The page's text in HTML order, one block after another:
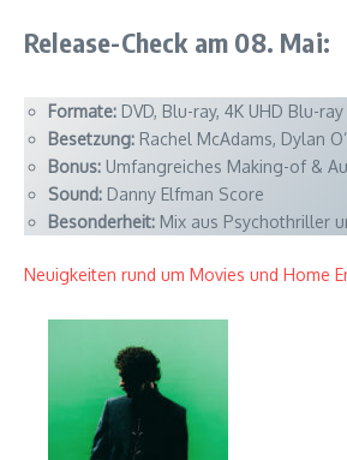
Release-Check am 08. Mai:
Formate: DVD, Blu-ray, 4K UHD Blu-
Besetzung: Rachel McAdams, Dylan
Bonus: Umfangreiches Making-of &
Sound: Danny Elfman Score
Besonderheit: Mix aus Psychothriller
Neuigkeiten rund um Movies und Home